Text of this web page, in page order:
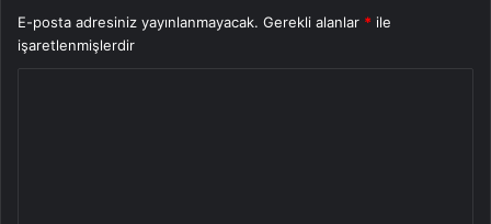
E-posta adresiniz yayınlanmayacak. Gerekli alanlar * ile
işaretlenmişlerdir